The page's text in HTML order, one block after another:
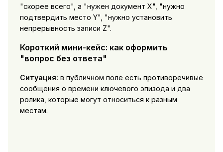
"скорее всего", а "нужен документ X", "нужно
подтвердить место Y", "нужно установить
непрерывность записи Z".
Короткий мини-кейс: как оформить
"вопрос без ответа"
Ситуация: в публичном поле есть противоречивые
сообщения о времени ключевого эпизода и два
ролика, которые могут относиться к разным
местам.